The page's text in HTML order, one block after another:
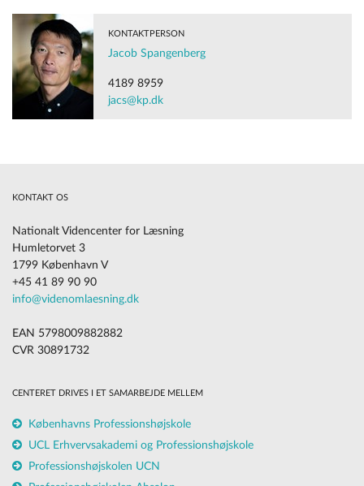
KONTAKTPERSON
Jacob Spangenberg
4189 8959
jacs@kp.dk
KONTAKT OS
Nationalt Videncenter for Læsning
Humletorvet 3
1799 København V
+45 41 89 90 90
info@videnomlaesning.dk
EAN 5798009882882
CVR 30891732
CENTERET DRIVES I ET SAMARBEJDE MELLEM
Københavns Professionshøjskole
UCL Erhvervsakademi og Professionshøjskole
Professionshøjskolen UCN